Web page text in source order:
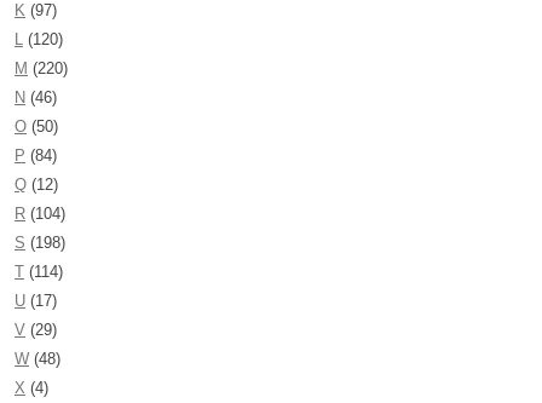
K (97)
L (120)
M (220)
N (46)
O (50)
P (84)
Q (12)
R (104)
S (198)
T (114)
U (17)
V (29)
W (48)
X (4)